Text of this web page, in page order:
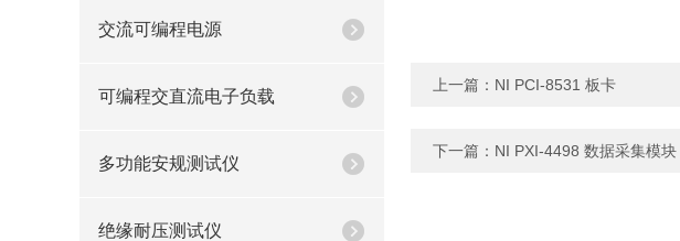
交流可编程电源
可编程交直流电子负载
多功能安规测试仪
绝缘耐压测试仪
上一篇： NI PCI-8531 板卡
下一篇： NI PXI-4498 数据采集模块